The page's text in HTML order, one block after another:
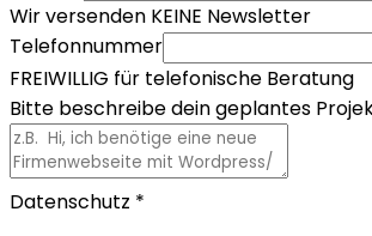
Wir versenden KEINE Newsletter
Telefonnummer
FREIWILLIG für telefonische Beratung
Bitte beschreibe dein geplantes
Datenschutz *